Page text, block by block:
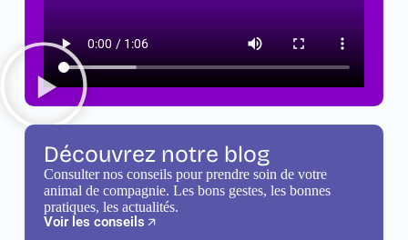
Découvrez notre blog
Consulter nos conseils pour prendre soin de votre
animal de compagnie. Les bons gestes, les bonnes
pratiques, les actualités.
Voir les conseils